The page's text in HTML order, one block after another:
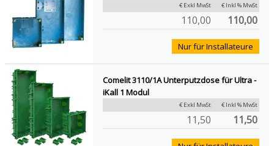
€ Exkl MwSt € Inkl % MwSt
110,00 110,00
Nur für Installateure
Comelit 3110/1A Unterputzdose für Ultra -
iKall 1 Modul
€ Exkl MwSt € Inkl % MwSt
11,50 11,50